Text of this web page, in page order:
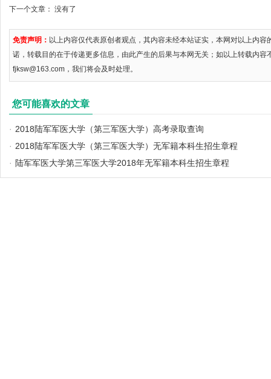
下一个文章： 没有了
免责声明： 以上内容仅代表原创者观点，其内容未经本站证实，本网对以上内
诺，转载目的在于传递更多信息，由此产生的后果与本网无关；如以上转载内容
fjksw@163.com，我们将会及时处理。
您可能喜欢的文章
· 2018陆军军医大学（第三军医大学）高考录取查询
· 2018陆军军医大学（第三军医大学）无军籍本科生招生章程
· 陆军军医大学第三军医大学2018年无军籍本科生招生章程